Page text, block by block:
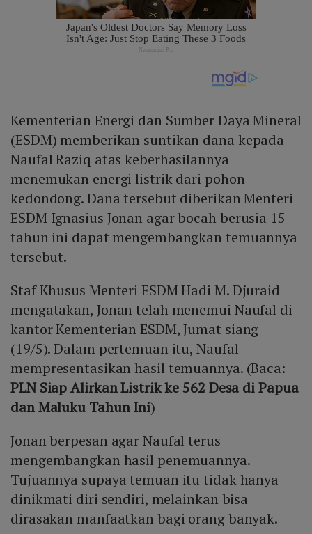
Kementerian Energi dan Sumber Daya Mineral
(ESDM) memberikan suntikan dana kepada
Naufal Raziq atas keberhasilannya
menemukan energi listrik dari pohon
kedondong. Dana tersebut diberikan Menteri
ESDM Ignasius Jonan agar bocah berusia 15
tahun ini dapat mengembangkan temuannya
tersebut.
Staf Khusus Menteri ESDM Hadi M. Djuraid
mengatakan, Jonan telah menemui Naufal di
kantor Kementerian ESDM, Jumat siang
(19/5). Dalam pertemuan itu, Naufal
mempresentasikan hasil temuannya. (Baca:
PLN Siap Alirkan Listrik ke 562 Desa di Papua
dan Maluku Tahun Ini)
Jonan berpesan agar Naufal terus
mengembangkan hasil penemuannya.
Tujuannya supaya temuan itu tidak hanya
dinikmati diri sendiri, melainkan bisa
dirasakan manfaatkan bagi orang banyak.